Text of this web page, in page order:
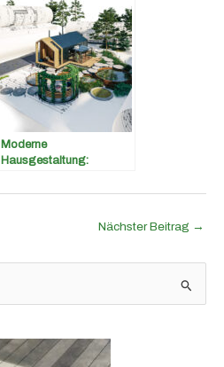
überzeugen
Moderne
Hausgestaltung:
Technologie und Design
Nächster Beitrag →